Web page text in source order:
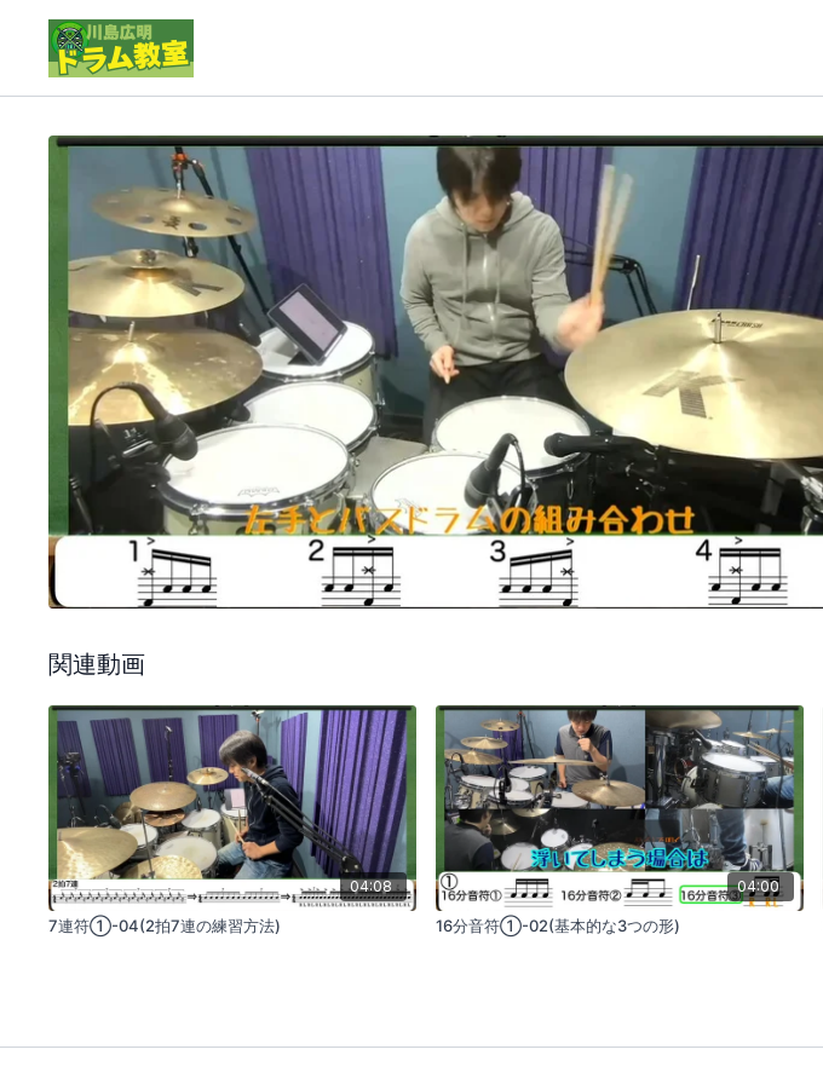
関連動画
04:08
7連符①-04(2拍7連の練習方法)
04:00
16分音符①-02(基本的な3つの形)